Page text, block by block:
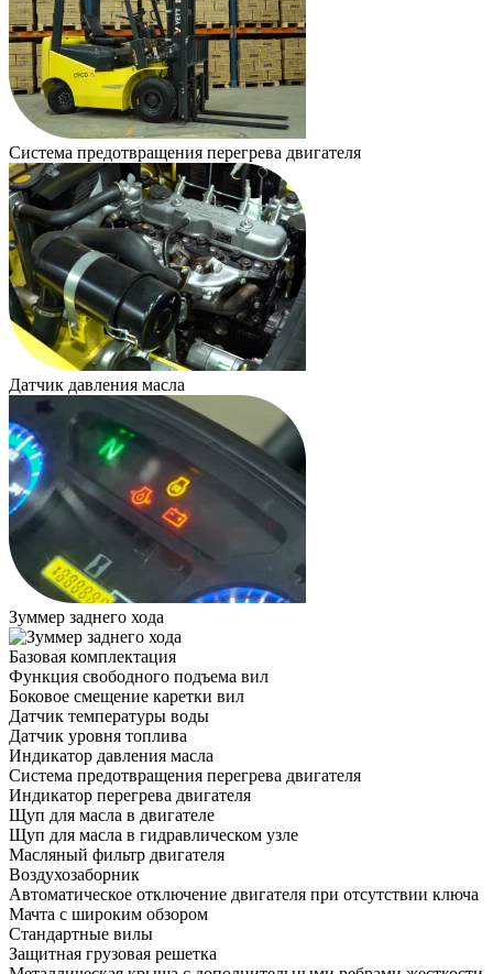
Система предотвращения перегрева двигателя
Датчик давления масла
Зуммер заднего хода
Базовая комплектация
Функция свободного подъема вил
Боковое смещение каретки вил
Датчик температуры воды
Датчик уровня топлива
Индикатор давления масла
Система предотвращения перегрева двигателя
Индикатор перегрева двигателя
Щуп для масла в двигателе
Щуп для масла в гидравлическом узле
Масляный фильтр двигателя
Воздухозаборник
Автоматическое отключение двигателя при отсутствии ключа
Мачта с широким обзором
Стандартные вилы
Защитная грузовая решетка